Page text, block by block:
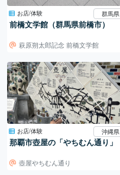
お店/体験 群馬県
前橋文学館（群馬県前橋市）
萩原朔太郎記念 前橋文学館
お店/体験 沖縄県
那覇市壺屋の「やちむん通り」
壺屋やちむん通り